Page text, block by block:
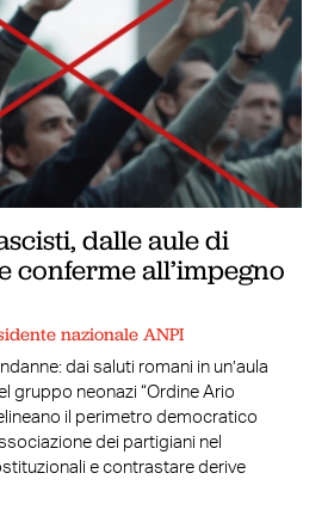
dalle aule di
conferme all’impegno
nazionale ANPI
dai saluti romani in un’aula
gruppo neonazi “Ordine Ario
il perimetro democratico
dei partigiani nel
e contrastare derive